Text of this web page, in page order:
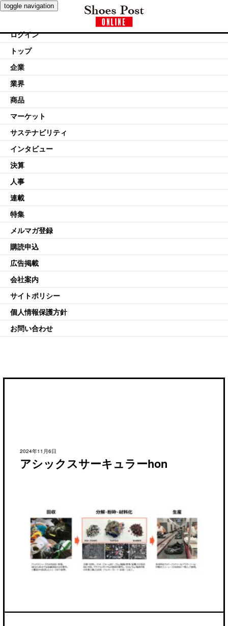
toggle navigation
ログイン
トップ
企業
業界
商品
マーケット
サステナビリティ
インタビュー
決算
人事
連載
特集
メルマガ登録
購読申込
広告掲載
会社案内
サイトポリシー
個人情報保護方針
お問い合わせ
2024年11月6日
アシックスサーキュラーhon